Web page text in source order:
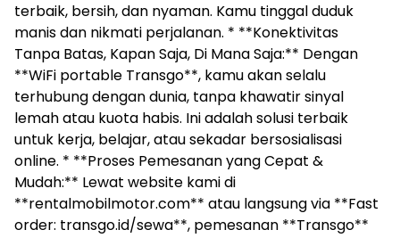
terbaik, bersih, dan nyaman. Kamu tinggal duduk
manis dan nikmati perjalanan. * **Konektivitas
Tanpa Batas, Kapan Saja, Di Mana Saja:** Dengan
**WiFi portable Transgo**, kamu akan selalu
terhubung dengan dunia, tanpa khawatir sinyal
lemah atau kuota habis. Ini adalah solusi terbaik
untuk kerja, belajar, atau sekadar bersosialisasi
online. * **Proses Pemesanan yang Cepat &
Mudah:** Lewat website kami di
**rentalmobilmotor.com** atau langsung via **Fast
order: transgo.id/sewa**, pemesanan **Transgo**